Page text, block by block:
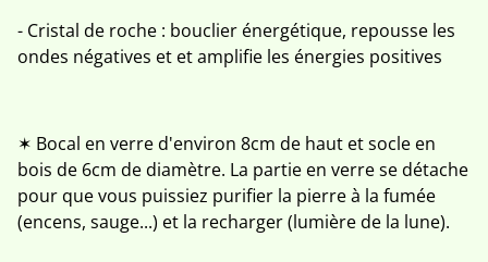
- Cristal de roche : bouclier énergétique, repousse les
ondes négatives et et amplifie les énergies positives
✶ Bocal en verre d'environ 8cm de haut et socle en
bois de 6cm de diamètre. La partie en verre se détache
pour que vous puissiez purifier la pierre à la fumée
(encens, sauge...) et la recharger (lumière de la lune).